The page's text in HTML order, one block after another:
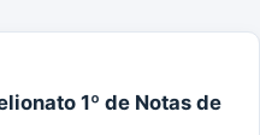
1º de Notas de